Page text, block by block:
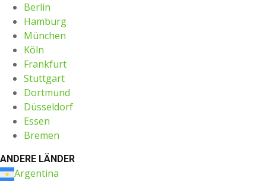
Berlin
Hamburg
München
Köln
Frankfurt
Stuttgart
Dortmund
Düsseldorf
Essen
Bremen
ANDERE LÄNDER
Argentina